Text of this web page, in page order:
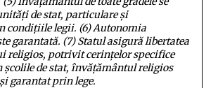
de stat, particulare și
condițiile legii. (6)Autonomia
garantată. (7) Statul asigură libertatea
religios, potrivit cerințelor specifice
de stat, învățământul religios
garantat prin lege.